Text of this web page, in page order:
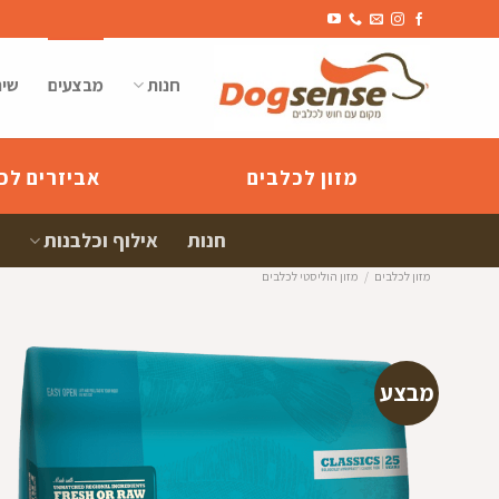
to
חנות מבצעים
מזון לכלבים אביזרים
חנות אילוף וכלבנות
מזון לכלבים / מזון הוליסטי לכלבים
מבצע
הוספה
למועדפים